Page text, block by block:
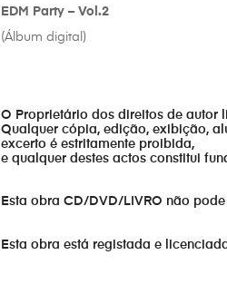
09. 5sb - Wake up
10. Rv7 - Revolution
EDM Party – Vol.2
(Álbum digital)
O Proprietário dos direitos de autor
Qualquer cópia, edição, exibição,
excerto é estritamente proibida,
e qualquer destes actos constitui
Esta obra CD/DVD/LIVRO não
Esta obra está registada e